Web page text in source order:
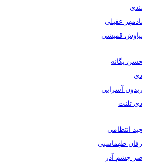
عقیلی
سیاوش قمیشی
یگانه
آسرایی
تلنت
انتظامی
طهماسبی
چشم آذر